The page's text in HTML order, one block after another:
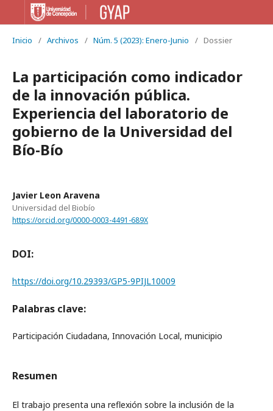
Inicio / Archivos / Núm. 5 (2023): Enero-Junio / Dossier
La participación como indicador
de la innovación pública.
Experiencia del laboratorio de
gobierno de la Universidad del
Bío-Bío
Javier Leon Aravena
Universidad del Biobío
https://orcid.org/0000-0003-4491-689X
DOI:
https://doi.org/10.29393/GP5-9PIJL10009
Palabras clave:
Participación Ciudadana, Innovación Local, municipio
Resumen
El trabajo presenta una reflexión sobre la inclusión de la